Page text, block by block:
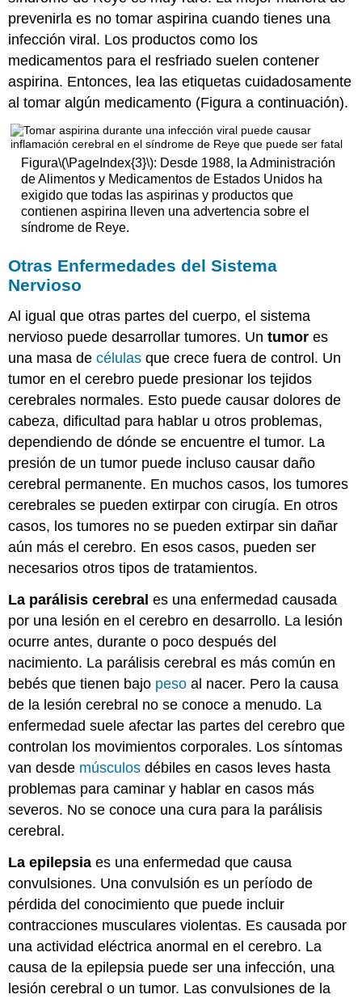
prevenirla es no tomar aspirina cuando tienes una
infección viral. Los productos como los
medicamentos para el resfriado suelen contener
aspirina. Entonces, lea las etiquetas cuidadosamente
al tomar algún medicamento (Figura a continuación).
Figura\(\PageIndex{3}\): Desde 1988, la Administración
de Alimentos y Medicamentos de Estados Unidos ha
exigido que todas las aspirinas y productos que
contienen aspirina lleven una advertencia sobre el
síndrome de Reye.
Otras Enfermedades del Sistema
Nervioso
Al igual que otras partes del cuerpo, el sistema
nervioso puede desarrollar tumores. Untumor es
una masa decélulas que crece fuera de control. Un
tumor en el cerebro puede presionar los tejidos
cerebrales normales. Esto puede causar dolores de
cabeza, dificultad para hablar u otros problemas,
dependiendo de dónde se encuentre el tumor. La
presión de un tumor puede incluso causar daño
cerebral permanente. En muchos casos, los tumores
cerebrales se pueden extirpar con cirugía. En otros
casos, los tumores no se pueden extirpar sin dañar
aún más el cerebro. En esos casos, pueden ser
necesarios otros tipos de tratamientos.
La parálisis cerebral es una enfermedad causada
por una lesión en el cerebro en desarrollo. La lesión
ocurre antes, durante o poco después del
nacimiento. La parálisis cerebral es más común en
bebés que tienen bajo peso al nacer. Pero la causa
de la lesión cerebral no se conoce a menudo. La
enfermedad suele afectar las partes del cerebro que
controlan los movimientos corporales. Los síntomas
van desde músculos débiles en casos leves hasta
problemas para caminar y hablar en casos más
severos. No se conoce una cura para la parálisis
cerebral.
La epilepsia es una enfermedad que causa
convulsiones. Una convulsión es un período de
pérdida del conocimiento que puede incluir
contracciones musculares violentas. Es causada por
una actividad eléctrica anormal en el cerebro. La
causa de la epilepsia puede ser una infección, una
lesión cerebral o un tumor. Las convulsiones de la